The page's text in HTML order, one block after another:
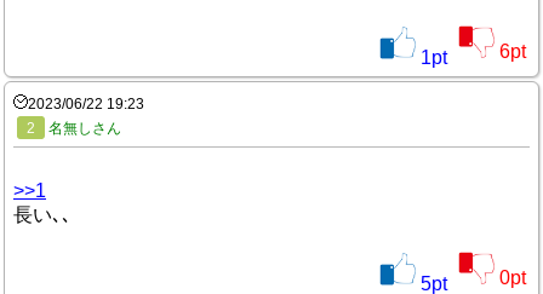
1pt 6pt
2023/06/22 19:23
2
名無しさん
>>1
長い､､
5pt 0pt